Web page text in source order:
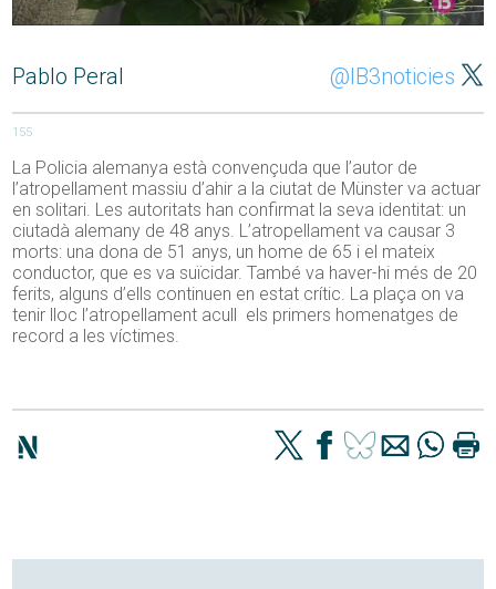
Pablo Peral @IB3noticies
155
La Policia alemanya està convençuda que l’autor de
l’atropellament massiu d’ahir a la ciutat de Münster va actuar
en solitari. Les autoritats han confirmat la seva identitat: un
ciutadà alemany de 48 anys. L’atropellament va causar 3
morts: una dona de 51 anys, un home de 65 i el mateix
conductor, que es va suïcidar. També va haver-hi més de 20
ferits, alguns d’ells continuen en estat crític. La plaça on va
tenir lloc l’atropellament acull els primers homenatges de
record a les víctimes.